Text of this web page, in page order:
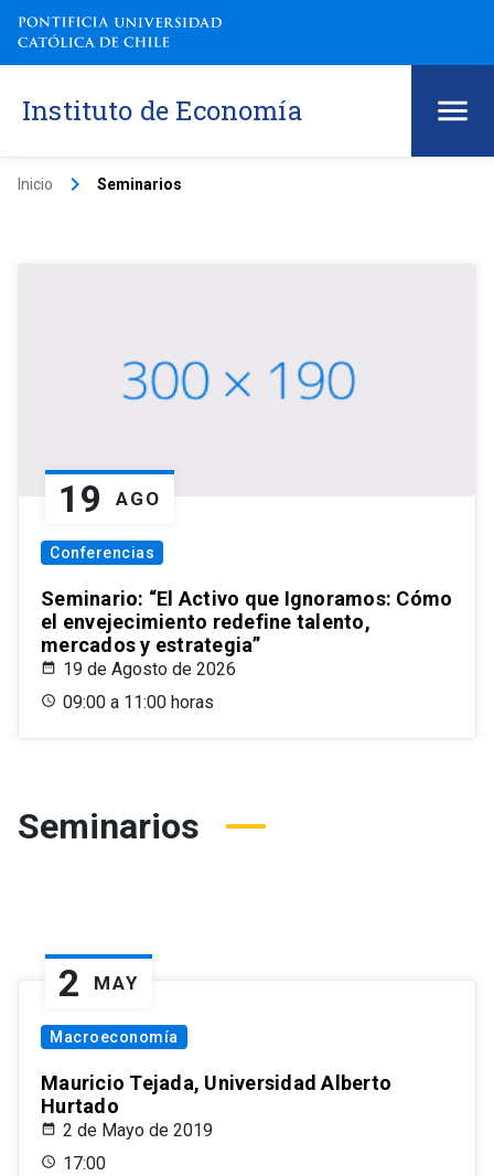
Instituto de Economía
Inicio keyboard_arrow_right Seminarios
19 AGO
Conferencias
Seminario: “El Activo que Ignoramos: Cómo
el envejecimiento redefine talento,
mercados y estrategia”
19 de Agosto de 2026
09:00 a 11:00 horas
Seminarios
2 MAY
Macroeconomía
Mauricio Tejada, Universidad Alberto
Hurtado
2 de Mayo de 2019
17:00